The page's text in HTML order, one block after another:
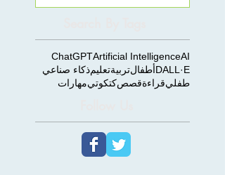
AI
Artificial Intelligence
ChatGPT
DALL·Eأطفالتربيةتعليمذكاء صناعي
طفليقراءةقصصكتكوتيمهارات